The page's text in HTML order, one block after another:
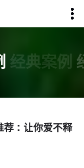
经典案例
荐：让你爱不释